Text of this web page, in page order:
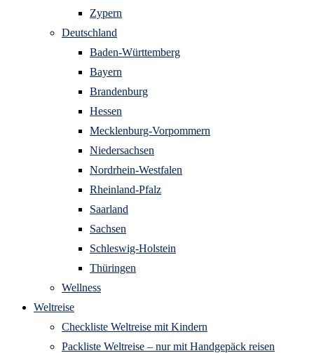
Zypern
Deutschland
Baden-Württemberg
Bayern
Brandenburg
Hessen
Mecklenburg-Vorpommern
Niedersachsen
Nordrhein-Westfalen
Rheinland-Pfalz
Saarland
Sachsen
Schleswig-Holstein
Thüringen
Wellness
Weltreise
Checkliste Weltreise mit Kindern
Packliste Weltreise – nur mit Handgepäck reisen